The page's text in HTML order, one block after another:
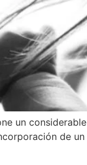
un
de